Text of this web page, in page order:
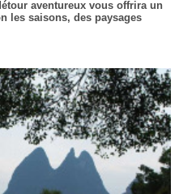
aventureux vous offrira un
les saisons, des paysages